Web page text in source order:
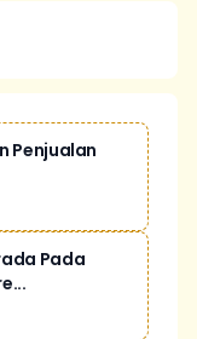
Penjualan
Pada